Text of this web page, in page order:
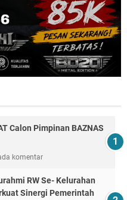
Calon Pimpinan BAZNAS
komentar
RW Se- Kelurahan
Sinergi Pemerintah